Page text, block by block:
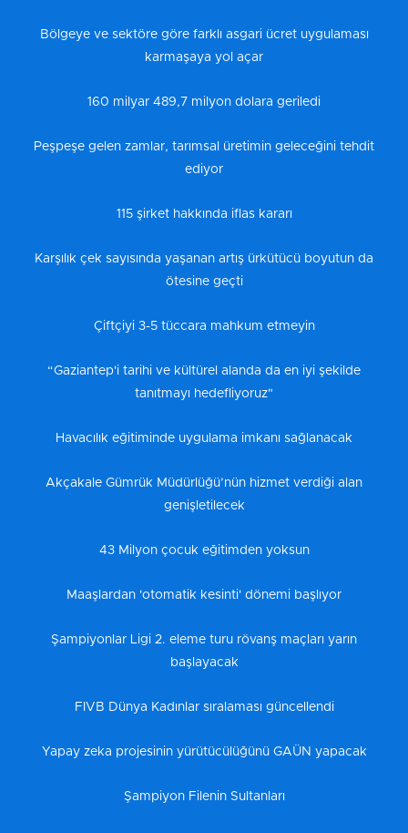
Bölgeye ve sektöre göre farklı asgari ücret uygulaması
karmaşaya yol açar
160 milyar 489,7 milyon dolara geriledi
Peşpeşe gelen zamlar, tarımsal üretimin geleceğini tehdit
ediyor
115 şirket hakkında iflas kararı
Karşılık çek sayısında yaşanan artış ürkütücü boyutun da
ötesine geçti
Çiftçiyi 3-5 tüccara mahkum etmeyin
“Gaziantep'i tarihi ve kültürel alanda da en iyi şekilde
tanıtmayı hedefliyoruz"
Havacılık eğitiminde uygulama imkanı sağlanacak
Akçakale Gümrük Müdürlüğü’nün hizmet verdiği alan
genişletilecek
43 Milyon çocuk eğitimden yoksun
Maaşlardan 'otomatik kesinti' dönemi başlıyor
Şampiyonlar Ligi 2. eleme turu rövanş maçları yarın
başlayacak
FIVB Dünya Kadınlar sıralaması güncellendi
Yapay zeka projesinin yürütücülüğünü GAÜN yapacak
Şampiyon Filenin Sultanları